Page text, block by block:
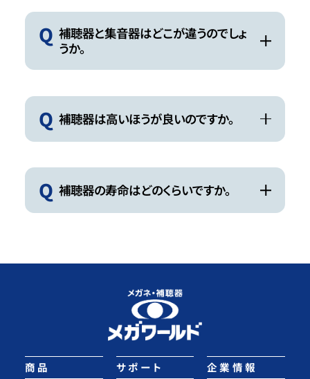
Q 補聴器と集音器はどこが違うのでしょ
うか。
Q 補聴器は高いほうが良いのですか。
Q 補聴器の寿命はどのくらいですか。
商品 サポート 企業情報